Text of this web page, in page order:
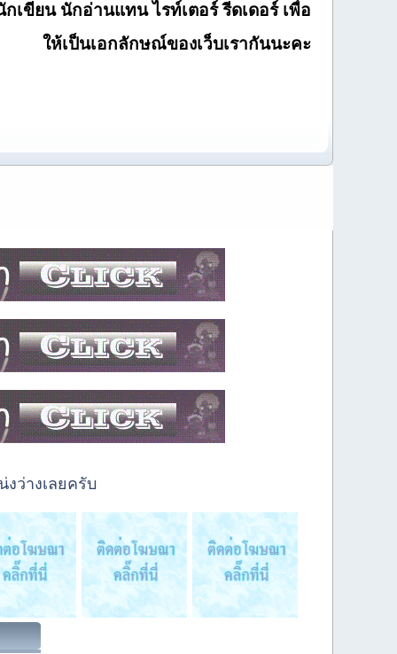
กเขียน นักอ่านแทน ไรท์เตอร์ รีดเดอร์ เพื่อ
ให้เป็นเอกลักษณ์ของเว็บเรากันนะคะ
งว่างเลยครับ